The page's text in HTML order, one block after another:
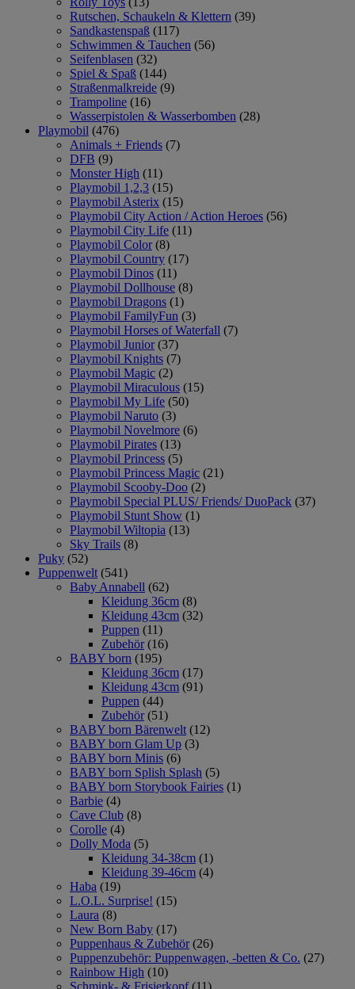
Rutschen, Schaukeln & Klettern (39)
Sandkastenspaß (117)
Schwimmen & Tauchen (56)
Seifenblasen (32)
Spiel & Spaß (144)
Straßenmalkreide (9)
Trampoline (16)
Wasserpistolen & Wasserbomben (28)
Playmobil (476)
Animals + Friends (7)
DFB (9)
Monster High (11)
Playmobil 1,2,3 (15)
Playmobil Asterix (15)
Playmobil City Action / Action Heroes (56)
Playmobil City Life (11)
Playmobil Color (8)
Playmobil Country (17)
Playmobil Dinos (11)
Playmobil Dollhouse (8)
Playmobil Dragons (1)
Playmobil FamilyFun (3)
Playmobil Horses of Waterfall (7)
Playmobil Junior (37)
Playmobil Knights (7)
Playmobil Magic (2)
Playmobil Miraculous (15)
Playmobil My Life (50)
Playmobil Naruto (3)
Playmobil Novelmore (6)
Playmobil Pirates (13)
Playmobil Princess (5)
Playmobil Princess Magic (21)
Playmobil Scooby-Doo (2)
Playmobil Special PLUS/ Friends/ DuoPack (37)
Playmobil Stunt Show (1)
Playmobil Wiltopia (13)
Sky Trails (8)
Puky (52)
Puppenwelt (541)
Baby Annabell (62)
Kleidung 36cm (8)
Kleidung 43cm (32)
Puppen (11)
Zubehör (16)
BABY born (195)
Kleidung 36cm (17)
Kleidung 43cm (91)
Puppen (44)
Zubehör (51)
BABY born Bärenwelt (12)
BABY born Glam Up (3)
BABY born Minis (6)
BABY born Splish Splash (5)
BABY born Storybook Fairies (1)
Barbie (4)
Cave Club (8)
Corolle (4)
Dolly Moda (5)
Kleidung 34-38cm (1)
Kleidung 39-46cm (4)
Haba (19)
L.O.L. Surprise! (15)
Laura (8)
New Born Baby (17)
Puppenhaus & Zubehör (26)
Puppenzubehör: Puppenwagen, -betten & Co. (27)
Rainbow High (10)
Schmink- & Frisierkopf (11)